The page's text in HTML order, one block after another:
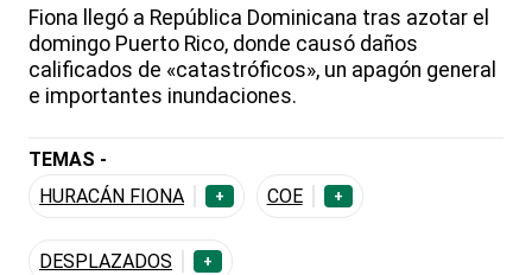
Fiona llegó a República Dominicana tras azotar el
domingo Puerto Rico, donde causó daños
calificados de «catastróficos», un apagón general
e importantes inundaciones.
TEMAS -
HURACÁN FIONA
+ COE +
DESPLAZADOS +